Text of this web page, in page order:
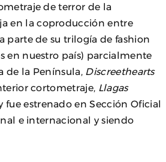
de terror de la
en la coproducción entre
parte de su trilogía de fashion
en nuestro país) parcialmente
de la Península,
Discreethearts
cortometraje,
Llagas
fue estrenado en Sección Oficial
e internacional y siendo